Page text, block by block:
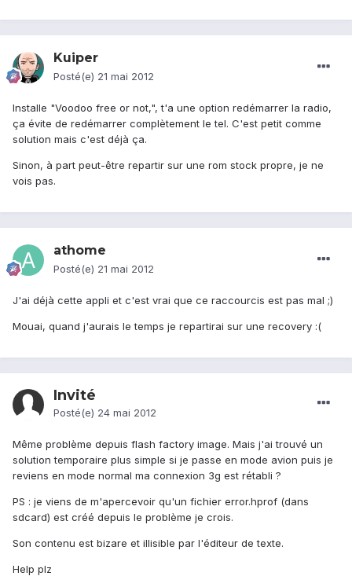
Kuiper
Posté(e) 21 mai 2012
Installe "Voodoo free or not,", t'a une option redémarrer la radio,
ça évite de redémarrer complètement le tel. C'est petit comme
solution mais c'est déjà ça.
Sinon, à part peut-être repartir sur une rom stock propre, je ne
vois pas.
athome
Posté(e) 21 mai 2012
J'ai déjà cette appli et c'est vrai que ce raccourcis est pas mal ;)
Mouai, quand j'aurais le temps je repartirai sur une recovery :(
Invité
Posté(e) 24 mai 2012
Même problème depuis flash factory image. Mais j'ai trouvé un
solution temporaire plus simple si je passe en mode avion puis je
reviens en mode normal ma connexion 3g est rétabli ?
PS : je viens de m'apercevoir qu'un fichier error.hprof (dans
sdcard) est créé depuis le problème je crois.
Son contenu est bizare et illisible par l'éditeur de texte.
Help plz